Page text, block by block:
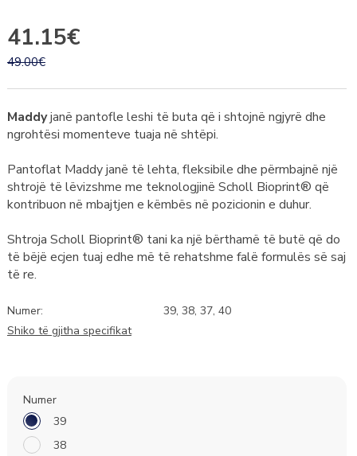
41.15€
49.00€
Maddyjanë pantofle leshi të buta që i shtojnë ngjyrë dhe
ngrohtësi momenteve tuaja në shtëpi.
Pantoflat Maddy janë të lehta, fleksibile dhe përmbajnë një
shtrojë të lëvizshme me teknologjinë Scholl Bioprint® që
kontribuon në mbajtjen e këmbës në pozicionin e duhur.
Shtroja Scholl Bioprint® tani ka një bërthamë të butë që do
të bëjë ecjen tuaj edhe më të rehatshme falë formulës së saj
të re.
Numer:
39, 38, 37, 40
Shiko të gjitha specifikat
Numer
39
38